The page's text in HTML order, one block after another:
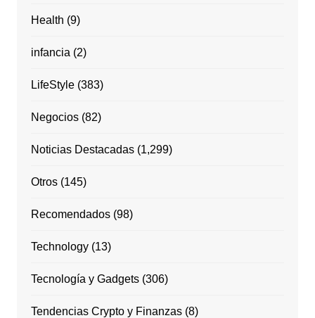
Health (9)
infancia (2)
LifeStyle(383)
Negocios(82)
Noticias Destacadas(1,299)
Otros(145)
Recomendados(98)
Technology(13)
Tecnología y Gadgets(306)
Tendencias Crypto y Finanzas(8)